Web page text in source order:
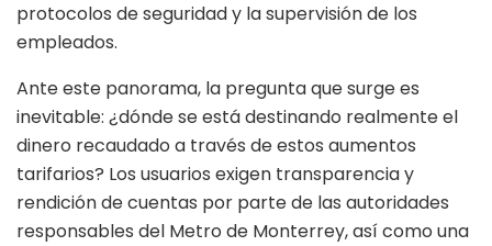
protocolos de seguridad y la supervisión de los
empleados.
Ante este panorama, la pregunta que surge es
inevitable: ¿dónde se está destinando realmente el
dinero recaudado a través de estos aumentos
tarifarios? Los usuarios exigen transparencia y
rendición de cuentas por parte de las autoridades
responsables del Metro de Monterrey, así como una